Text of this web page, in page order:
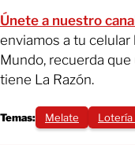
Únete a nuestro
enviamos a tu
Mundo, recuerda
tiene La Razón.
Temas: Melate Lotería